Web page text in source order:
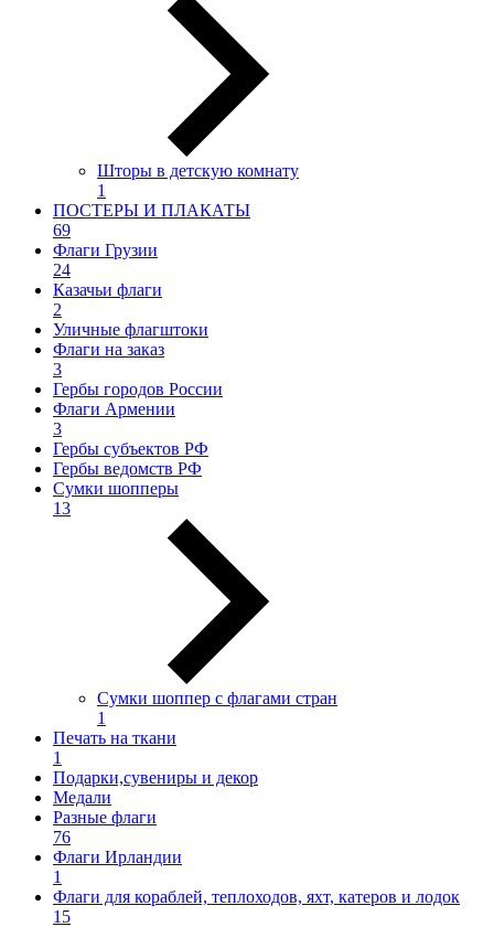
Шторы в детскую комнату
1
ПОСТЕРЫ И ПЛАКАТЫ
69
Флаги Грузии
24
Казачьи флаги
2
Уличные флагштоки
Флаги на заказ
3
Гербы городов России
Флаги Армении
3
Гербы субъектов РФ
Гербы ведомств РФ
Сумки шопперы
13
Сумки шоппер с флагами стран
1
Печать на ткани
1
Подарки,сувениры и декор
Медали
Разные флаги
76
Флаги Ирландии
1
Флаги для кораблей, теплоходов, яхт, катеров и лодок
15